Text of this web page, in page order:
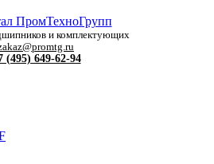
и комплектующих
(495) 649-62-94